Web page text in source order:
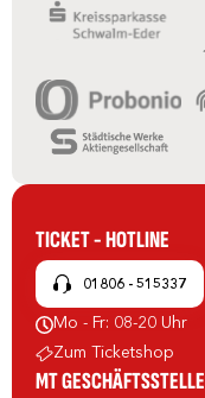
TICKET - HOTLINE
01806 - 515337
Mo - Fr: 08-20 Uhr
Zum Ticketshop
MT GESCHÄFTSSTELLE